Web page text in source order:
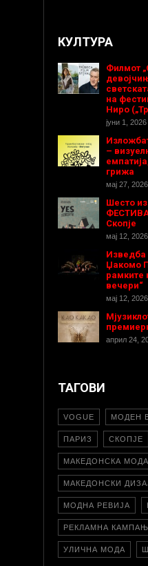
КУЛТУРА
Филмот
на
Ниро
јуни 1, 2026
–
грижа
мај 27, 2026
Шесто
Скопје
мај 12, 2026
Изведба
Џакомо
рамките
вечери“
мај 12, 2026
април 24,
ТАГОВИ
VOGUE МОДЕН
ПАРИЗ СКОПЈЕ
МАКЕДОНСКА МОДА
МАКЕДОНСКИ
МОДНА РЕВИЈА
РЕКЛАМНА
УЛИЧНА МОДА